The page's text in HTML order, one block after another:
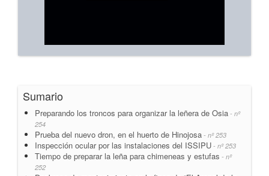
Sumario
Preparando los troncos para organizar la leñera de Osia - nº
254
Prueba del nuevo dron, en el huerto de Hinojosa - nº 253
Inspección ocular por las instalaciones del ISSIPU - nº 253
Tiempo de preparar la leña para chimeneas y estufas - nº
252